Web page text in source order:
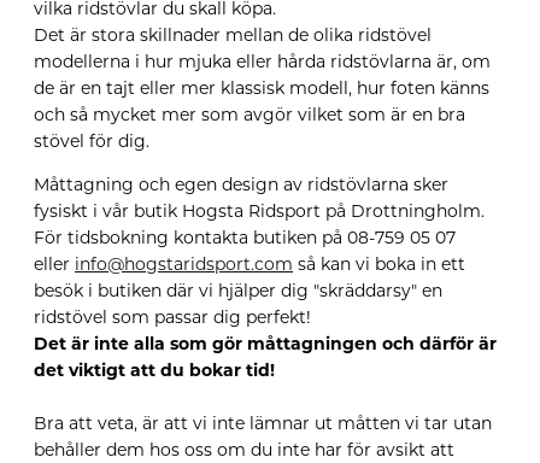
vilka ridstövlar du skall köpa.
Det är stora skillnader mellan de olika ridstövel
modellerna i hur mjuka eller hårda ridstövlarna är, om
de är en tajt eller mer klassisk modell, hur foten känns
och så mycket mer som avgör vilket som är en bra
stövel för dig.
Måttagning och egen design av ridstövlarna sker
fysiskt i vår butik Hogsta Ridsport på Drottningholm.
För tidsbokning kontakta butiken på 08-759 05 07
eller info@hogstaridsport.com så kan vi boka in ett
besök i butiken där vi hjälper dig "skräddarsy" en
ridstövel som passar dig perfekt!
Det är inte alla som gör måttagningen och därför är
det viktigt att du bokar tid!
Bra att veta, är att vi inte lämnar ut måtten vi tar utan
behåller dem hos oss om du inte har för avsikt att